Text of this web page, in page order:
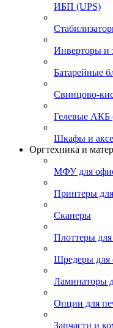
ИБП (UPS)
Инверторы и
Батарейные
Свинцово-
Гелевые АКБ
Шкафы и
Оргтехника и
МФУ для
Принтеры
Сканеры
Плоттеры
Шредеры для
Ламинаторы
Опции для
Запчасти и